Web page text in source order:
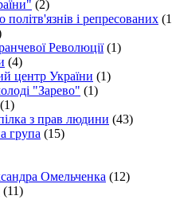
(2)
політв'язнів і репресованих
Революції(1)
(4)
центр України (1)
"Зарево" (1)
(1)
з прав людини (43)
група (15)
Омельченка (12)
(11)